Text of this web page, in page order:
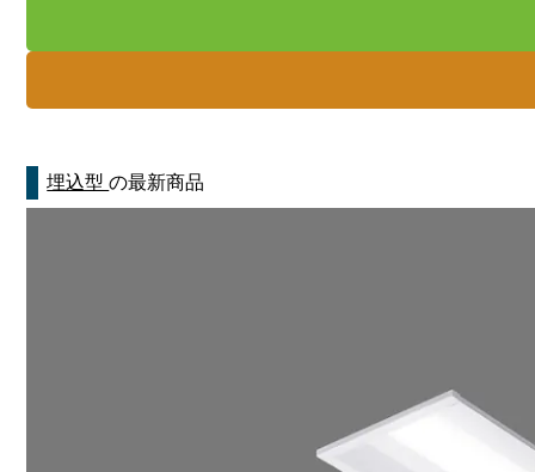
埋込型の最新商品